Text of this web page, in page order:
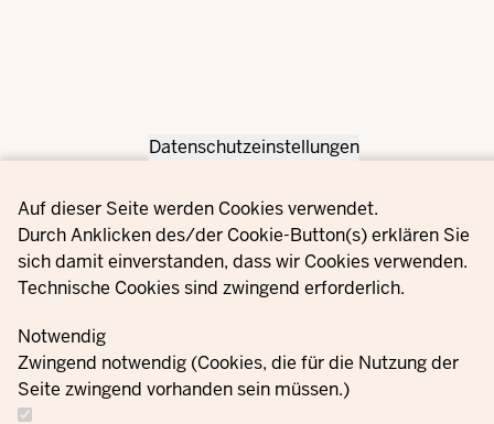
Privacy settings
Datenschutzeinstellungen
Auf dieser Seite werden Cookies verwendet.
Durch Anklicken des/der Cookie-Button(s) erklären Sie
sich damit einverstanden, dass wir Cookies verwenden.
Technische Cookies sind zwingend erforderlich.
Notwendig
Zwingend notwendig (Cookies, die für die Nutzung der
Seite zwingend vorhanden sein müssen.)